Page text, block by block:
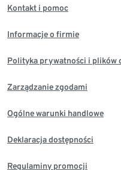
Kontakt i pomoc
Informacje o firmie
Polityka prywatności i plików
Zarządzanie zgodami
Ogólne warunki handlowe
Deklaracja dostępności
Regulaminy promocji